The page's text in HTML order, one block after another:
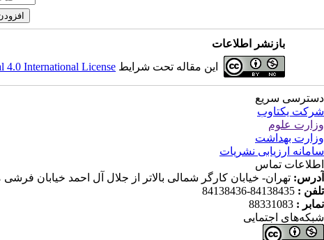
بازنشر اطلاعات
این مقاله تحت شرایط 4.0 International License
دسترسی سریع
شرکت یکتاوب
وزارت علوم
وزارت بهداشت
سامانه ارزیابی نشریات
اطلاعات تماس
آدرس: تهران- خیابان کارگر شمالی بالاتر از جلال آل احمد خیابان فرشی مقدم (شانزدهم) پلاک ۱۱۹
تلفن : 84138435-84138436
نمابر : 88331083
شبکه‌های اجتمایی